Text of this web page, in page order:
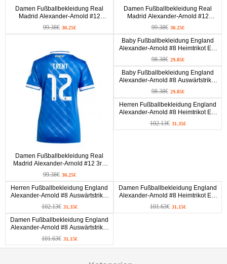
Damen Fußballbekleidung Real
Madrid Alexander-Arnold #12
Heimtrikot 2025-26 Kurzarm
99.38€ 30.25€
Damen Fußballbekleidung Real
Madrid Alexander-Arnold #12
Auswärtstrikot 2025-26 Kurzarm
99.38€ 30.25€
Damen Fußballbekleidung Real
Madrid Alexander-Arnold #12 3rd
Trikot 2025-26 Kurzarm
99.38€ 30.25€
Baby Fußballbekleidung England
Alexander-Arnold #8 Heimtrikot EM
2024 Kurzarm (+ kurze hosen)
98.38€ 29.85€
Baby Fußballbekleidung England
Alexander-Arnold #8 Auswärtstrikot
EM 2024 Kurzarm (+ kurze hosen)
98.38€ 29.85€
Herren Fußballbekleidung England
Alexander-Arnold #8 Heimtrikot EM
2024 Kurzarm
102.13€ 31.35€
Herren Fußballbekleidung England
Alexander-Arnold #8 Auswärtstrikot
EM 2024 Kurzarm
102.13€ 31.35€
Damen Fußballbekleidung England
Alexander-Arnold #8 Heimtrikot EM
2024 Kurzarm
101.63€ 31.15€
Damen Fußballbekleidung England
Alexander-Arnold #8 Auswärtstrikot
EM 2024 Kurzarm
101.63€ 31.15€